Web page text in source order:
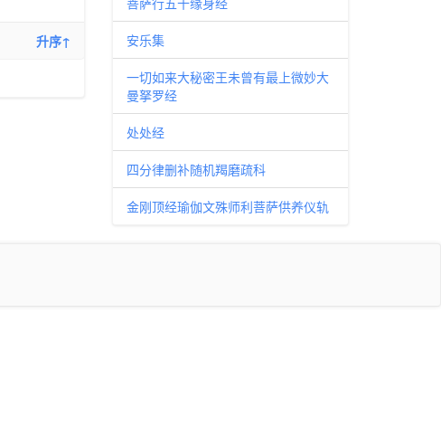
升序↑ 安乐集
一切如来大秘密王未曾有最上微妙大
曼拏罗经
处处经
四分律删补随机羯磨疏科
金刚顶经瑜伽文殊师利菩萨供养仪轨